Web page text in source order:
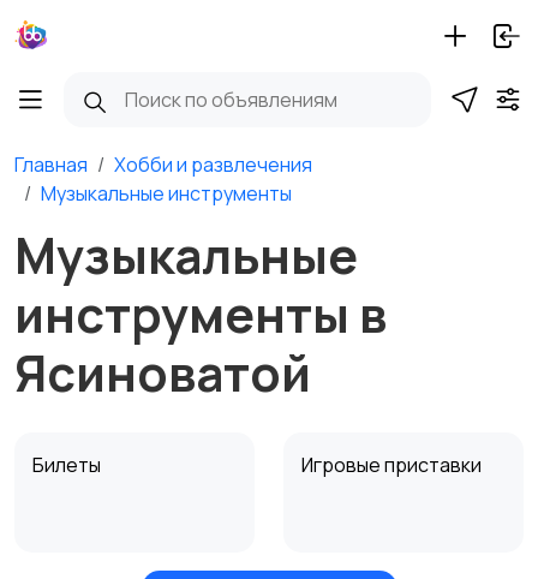
Главная
Хобби и развлечения
Музыкальные инструменты
Музыкальные
инструменты в
Ясиноватой
Билеты Игровые приставки